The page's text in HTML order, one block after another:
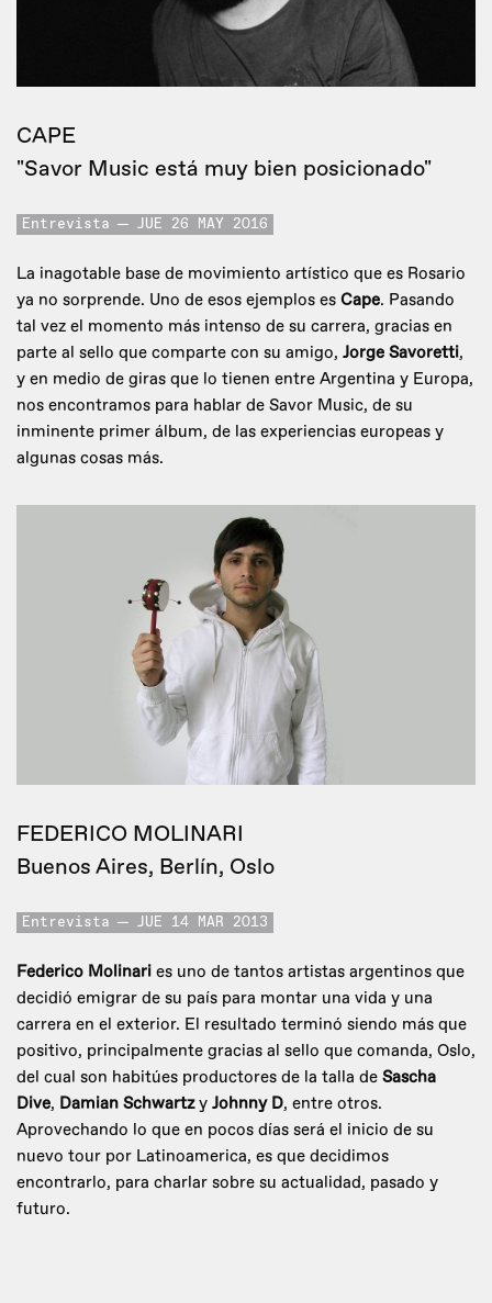
CAPE
"Savor Music está muy bien posicionado"
Entrevista JUE 26 MAY 2016
La inagotable base de movimiento artístico que es Rosario
ya no sorprende. Uno de esos ejemplos es Cape. Pasando
tal vez el momento más intenso de su carrera, gracias en
parte al sello que comparte con su amigo, Jorge Savoretti,
y en medio de giras que lo tienen entre Argentina y Europa,
nos encontramos para hablar de Savor Music, de su
inminente primer álbum, de las experiencias europeas y
algunas cosas más.
FEDERICO MOLINARI
Buenos Aires, Berlín, Oslo
Entrevista JUE 14 MAR 2013
Federico Molinari es uno de tantos artistas argentinos que
decidió emigrar de su país para montar una vida y una
carrera en el exterior. El resultado terminó siendo más que
positivo, principalmente gracias al sello que comanda, Oslo,
del cual son habitúes productores de la talla de Sascha
Dive, Damian Schwartzy Johnny D, entre otros.
Aprovechando lo que en pocos días será el inicio de su
nuevo tour por Latinoamerica, es que decidimos
encontrarlo, para charlar sobre su actualidad, pasado y
futuro.